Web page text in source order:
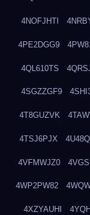
4NOFJHTI
4PE2DGG9
4QL610TS
4SGZZGF9
4T8GUZVK
4TSJ6PJX
4VFMWJZ0
4WP2PW82
4XZYAUHI